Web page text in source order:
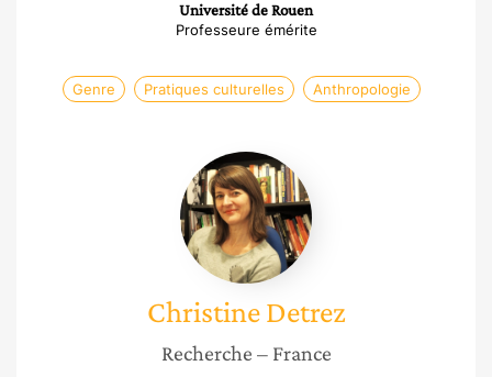
Université de Rouen
Professeure émérite
Genre Pratiques culturelles Anthropologie
Christine
Detrez
Christine Detrez
Recherche – France